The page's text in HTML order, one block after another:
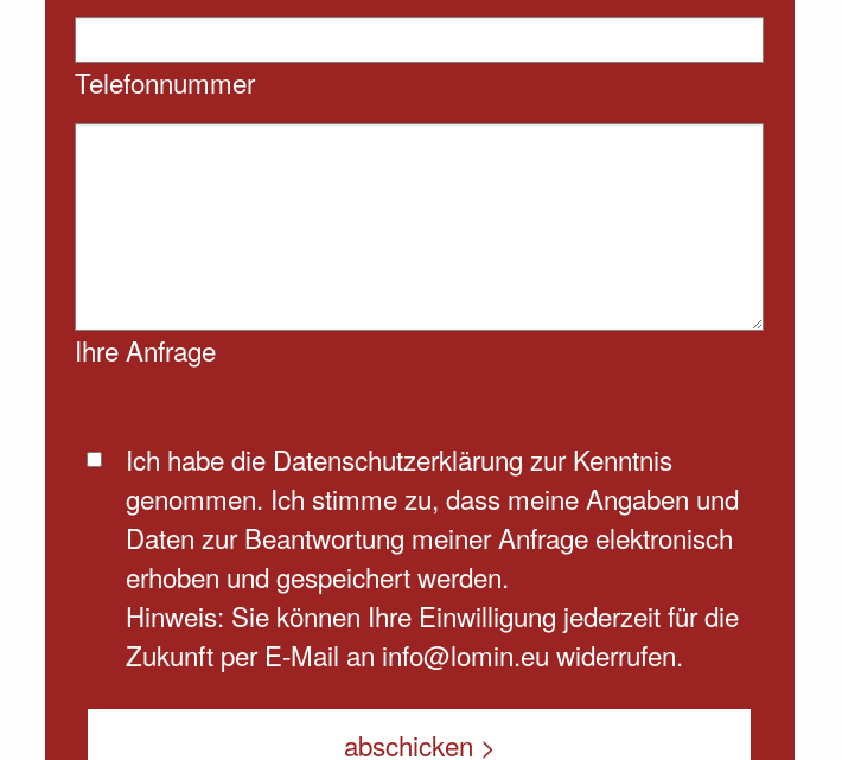
Telefonnummer
Ihre Anfrage
Ich habe die Datenschutzerklärung zur Kenntnis
genommen. Ich stimme zu, dass meine Angaben und
Daten zur Beantwortung meiner Anfrage elektronisch
erhoben und gespeichert werden.
Hinweis: Sie können Ihre Einwilligung jederzeit für die
Zukunft per E-Mail an info@lomin.eu widerrufen.